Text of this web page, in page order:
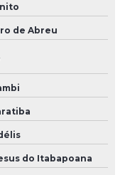
de Abreu
do Itabapoana